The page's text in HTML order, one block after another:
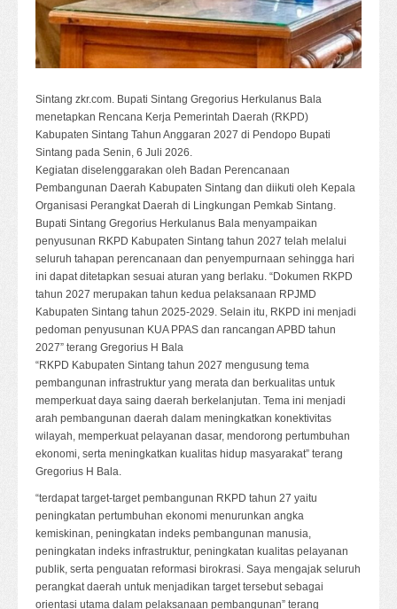
Sintang zkr.com. Bupati Sintang Gregorius Herkulanus Bala
menetapkan Rencana Kerja Pemerintah Daerah (RKPD)
Kabupaten Sintang Tahun Anggaran 2027 di Pendopo Bupati
Sintang pada Senin, 6 Juli 2026.
Kegiatan diselenggarakan oleh Badan Perencanaan
Pembangunan Daerah Kabupaten Sintang dan diikuti oleh Kepala
Organisasi Perangkat Daerah di Lingkungan Pemkab Sintang.
Bupati Sintang Gregorius Herkulanus Bala menyampaikan
penyusunan RKPD Kabupaten Sintang tahun 2027 telah melalui
seluruh tahapan perencanaan dan penyempurnaan sehingga hari
ini dapat ditetapkan sesuai aturan yang berlaku. “Dokumen RKPD
tahun 2027 merupakan tahun kedua pelaksanaan RPJMD
Kabupaten Sintang tahun 2025-2029. Selain itu, RKPD ini menjadi
pedoman penyusunan KUA PPAS dan rancangan APBD tahun
2027” terang Gregorius H Bala
“RKPD Kabupaten Sintang tahun 2027 mengusung tema
pembangunan infrastruktur yang merata dan berkualitas untuk
memperkuat daya saing daerah berkelanjutan. Tema ini menjadi
arah pembangunan daerah dalam meningkatkan konektivitas
wilayah, memperkuat pelayanan dasar, mendorong pertumbuhan
ekonomi, serta meningkatkan kualitas hidup masyarakat” terang
Gregorius H Bala.
“terdapat target-target pembangunan RKPD tahun 27 yaitu
peningkatan pertumbuhan ekonomi menurunkan angka
kemiskinan, peningkatan indeks pembangunan manusia,
peningkatan indeks infrastruktur, peningkatan kualitas pelayanan
publik, serta penguatan reformasi birokrasi. Saya mengajak seluruh
perangkat daerah untuk menjadikan target tersebut sebagai
orientasi utama dalam pelaksanaan pembangunan” terang